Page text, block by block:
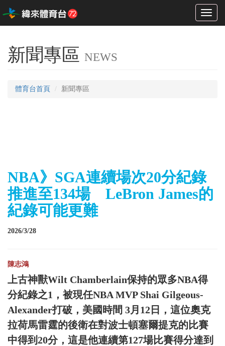
Toggle
新聞專區 NEWS
體育台首頁 新聞專區
NBA》SGA連續場次20分紀錄
推進至134場 LeBron James的
紀錄可能更難
2026/3/28
陳志鴻
上古神獸Wilt Chamberlain保持的眾多NBA得
分紀錄之1，被現任NBA MVP Shai Gilgeous-
Alexander打破，美國時間 3月12日，這位奧克
拉荷馬雷霆的後衛在對波士頓塞爾提克的比賽
中得到20分，這是他連續第127場比賽得分達到